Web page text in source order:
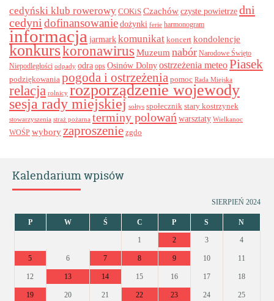
cedyński klub rowerowy COKiS Czachówczyste powietrzedni
cedyni dofinansowanie dożynki ferie harmonogram
informacja jarmark komunikat koncert kondolencje
konkurskoronawirus Muzeum nabór Narodowe Święto
Niepodległości odpady odra ops Osinów Dolnyostrzeżenia meteoPiasek
podziękowania pogoda i ostrzeżenia pomoc Rada Miejska
relacja rolnicy rozporządzenie wojewody
sesja rady miejskiej sołtys społecznik stary kostrzynek
stowarzyszenia straż pożarna terminy polowań warsztaty Wielkanoc
WOŚP wyboryzaproszenie zgdo
Kalendarium wpisów
SIERPIEŃ 2024
P W Ś C P S N
1 2 3 4
5 6 7 8 9 10 11
12 13 14 15 16 17 18
19 20 21 22 23 24 25